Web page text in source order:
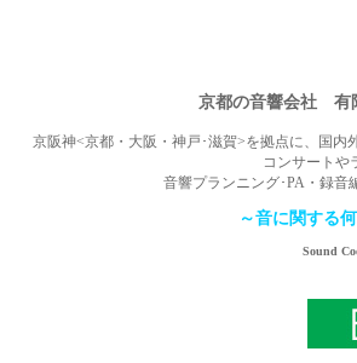
京都の音響会社 有
京阪神<京都・大阪・神戸･滋賀>を拠点に、国
コンサートや
音響プランニング･PA・録音
～音に関する
Sound